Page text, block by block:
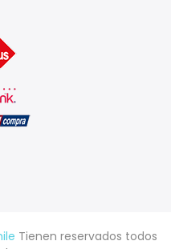
Tienen reservados todos